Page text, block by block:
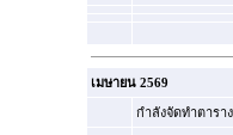
เมษายน 2569
กำลังจัดทำตาราง